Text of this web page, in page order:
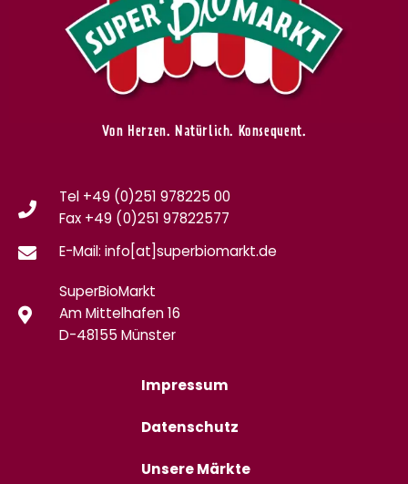
Von Herzen. Natürlich. Konsequent.
Tel +49 (0)251 978225 00
Fax +49 (0)251 97822577
E-Mail: info[at]superbiomarkt.de
SuperBioMarkt
Am Mittelhafen 16
D-48155 Münster
Impressum
Datenschutz
Unsere Märkte